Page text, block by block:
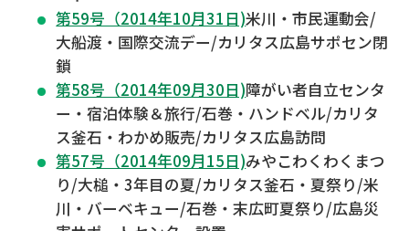
第59号（2014年10月31日)米川・市民運動会/
大船渡・国際交流デー/カリタス広島サポセン閉
鎖
第58号（2014年09月30日)障がい者自立センタ
ー・宿泊体験＆旅行/石巻・ハンドベル/カリタ
ス釜石・わかめ販売/カリタス広島訪問
第57号（2014年09月15日)みやこわくわくまつ
り/大槌・3年目の夏/カリタス釜石・夏祭り/米
川・バーベキュー/石巻・末広町夏祭り/広島災